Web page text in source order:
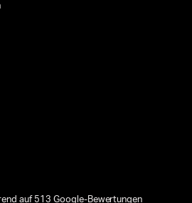
auf 513 Google-Bewertungen